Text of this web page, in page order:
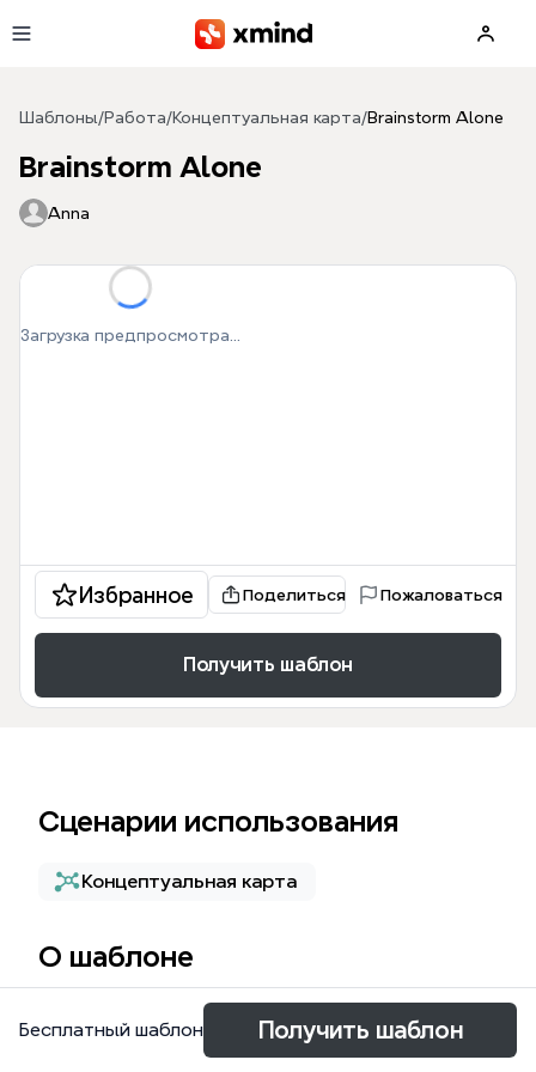
Шаблоны /Работа/Концептуальная карта/Brainstorm Alone
Brainstorm Alone
Anna
Загрузка предпросмотра...
Избранное Поделиться Пожаловаться
Получить шаблон
Сценарии использования
Концептуальная карта
О шаблоне
The Brainstorm Alone mind map template helps
individuals generate ideas, organize thoughts, and
Бесплатный шаблон Получить шаблон